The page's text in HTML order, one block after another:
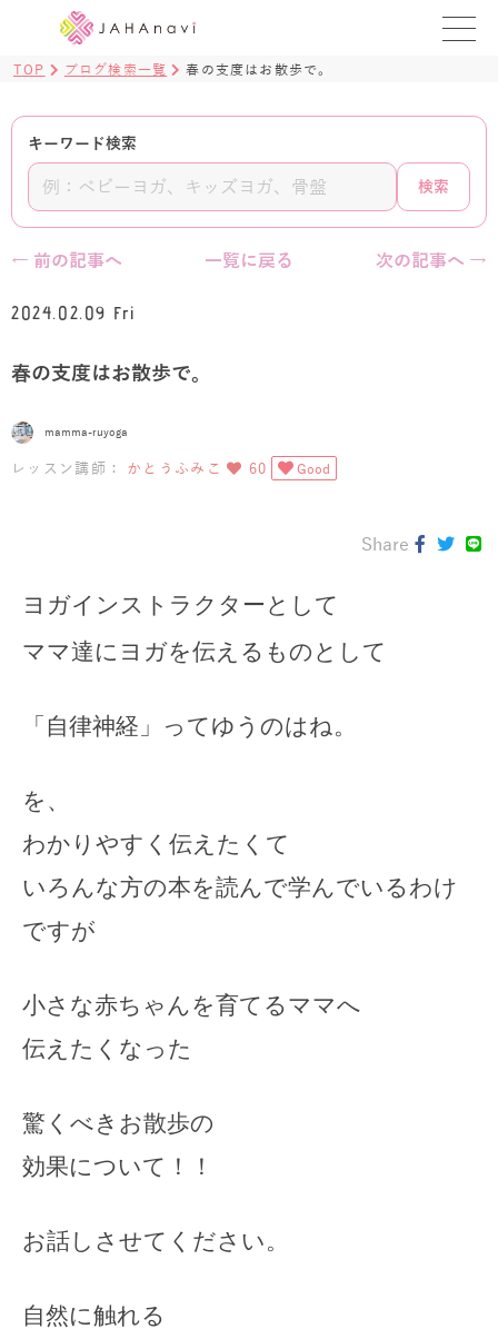
教室を探す
BLOG
ヨガ資格講座 ›
TOP ブログ検索一覧 春の支度はお散歩で。
キーワード検索
検索
← 前の記事へ 一覧に戻る 次の記事へ →
2024.02.09 Fri
春の支度はお散歩で。
mamma-ruyoga
レッスン講師： かとうふみこ 60 Good
Share
ヨガインストラクターとして
ママ達にヨガを伝えるものとして
「自律神経」ってゆうのはね。
を、
わかりやすく伝えたくて
いろんな方の本を読んで学んでいるわけ
ですが
小さな赤ちゃんを育てるママへ
伝えたくなった
驚くべきお散歩の
効果について！！
お話しさせてください。
自然に触れる